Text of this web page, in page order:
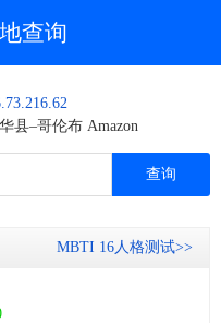
查询
县–哥伦布 Amazon
MBTI 16人格测试>>